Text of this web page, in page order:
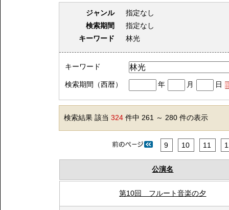
ジャンル
指定なし
検索期間
指定なし
キーワード
林光
キーワード
検索期間（西暦） 年 月 日
検索結果 該当324 件中 261 ～ 280 件の表示
9 10 11
公演名
第10回 フルート音楽の夕